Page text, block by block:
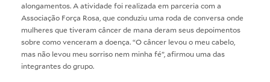
alongamentos. A atividade foi realizada em parceria com a
Associação Força Rosa, que conduziu uma roda de conversa onde
mulheres que tiveram câncer de mana deram seus depoimentos
sobre como venceram a doença. “O câncer levou o meu cabelo,
mas não levou meu sorriso nem minha fé”, afirmou uma das
integrantes do grupo.